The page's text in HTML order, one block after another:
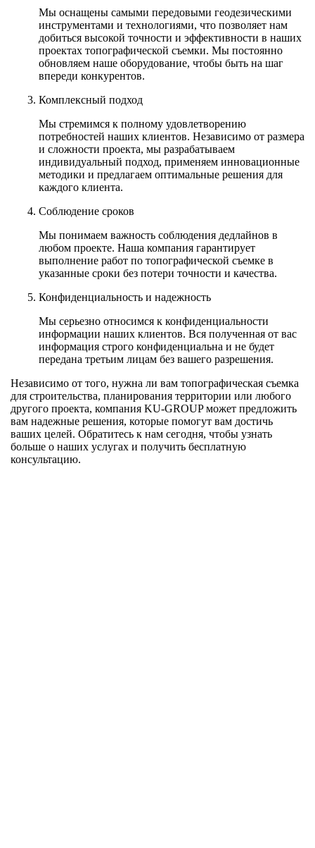
Мы оснащены самыми передовыми геодезическими
инструментами и технологиями, что позволяет нам
добиться высокой точности и эффективности в наших
проектах топографической съемки. Мы постоянно
обновляем наше оборудование, чтобы быть на шаг
впереди конкурентов.
Комплексный подход
Мы стремимся к полному удовлетворению
потребностей наших клиентов. Независимо от размера
и сложности проекта, мы разрабатываем
индивидуальный подход, применяем инновационные
методики и предлагаем оптимальные решения для
каждого клиента.
Соблюдение сроков
Мы понимаем важность соблюдения дедлайнов в
любом проекте. Наша компания гарантирует
выполнение работ по топографической съемке в
указанные сроки без потери точности и качества.
Конфиденциальность и надежность
Мы серьезно относимся к конфиденциальности
информации наших клиентов. Вся полученная от вас
информация строго конфиденциальна и не будет
передана третьим лицам без вашего разрешения.
Независимо от того, нужна ли вам топографическая съемка
для строительства, планирования территории или любого
другого проекта, компания KU-GROUP может предложить
вам надежные решения, которые помогут вам достичь
ваших целей. Обратитесь к нам сегодня, чтобы узнать
больше о наших услугах и получить бесплатную
консультацию.